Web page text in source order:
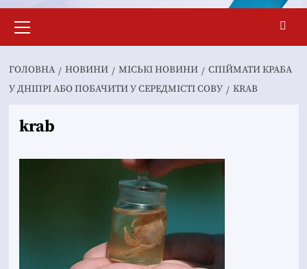
меню
ГОЛОВНА НОВИНИ MІСЬКІ НОВИНИ
СПІЙМАТИ КРАБА
У ДНІПРІ АБО ПОБАЧИТИ У СЕРЕДМІСТІ СОВУ
KRAB
krab